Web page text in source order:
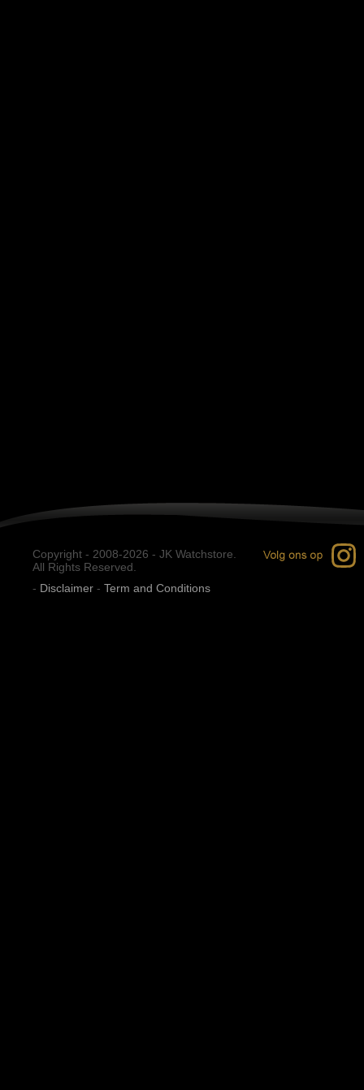
Copyright - 2008-2026 - JK Watchstore.
All Rights Reserved.
- Disclaimer - Term and Conditions